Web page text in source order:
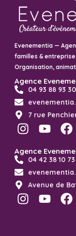
Evenementia —
familles &
Organisation,
Agence
04 93 88 93 30
7 rue
Agence
04 42 38 10 73
Avenue de